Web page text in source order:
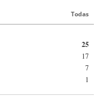
Todas
25
17
7
1